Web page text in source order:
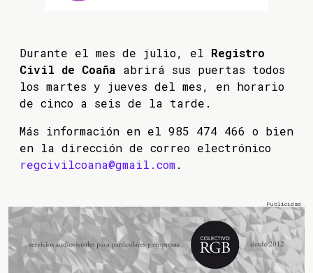
Durante el mes de julio, el Registro
Civil de Coaña abrirá sus puertas todos
los martes y jueves del mes, en horario
de cinco a seis de la tarde.
Más información en el 985 474 466 o bien
en la dirección de correo electrónico
regcivilcoana@gmail.com.